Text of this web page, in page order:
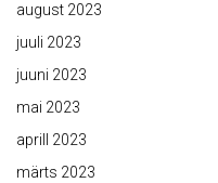
august 2023
juuli 2023
juuni 2023
mai 2023
aprill 2023
märts 2023